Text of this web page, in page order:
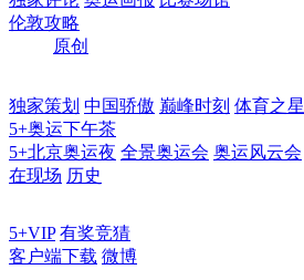
伦敦攻略
原创
独家策划 中国骄傲 巅峰时刻 体育之星
5+奥运下午茶
5+北京奥运夜 全景奥运会 奥运风云会
在现场 历史
5+VIP 有奖竞猜
客户端下载 微博